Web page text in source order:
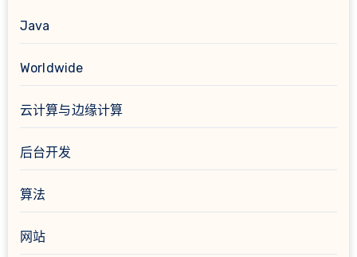
Java
Worldwide
云计算与边缘计算
后台开发
算法
网站